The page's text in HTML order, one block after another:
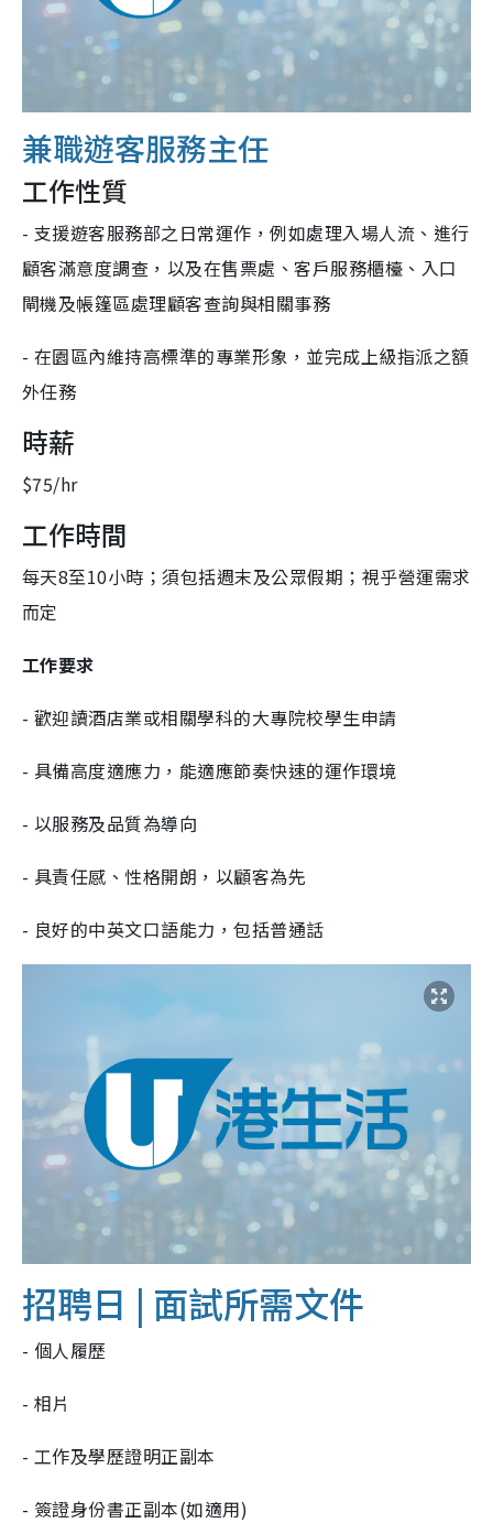
兼職遊客服務主任
工作性質
- 支援遊客服務部之日常運作，例如處理入場人流、進行
顧客滿意度調查，以及在售票處、客戶服務櫃檯、入口
閘機及帳篷區處理顧客查詢與相關事務
- 在園區內維持高標準的專業形象，並完成上級指派之額
外任務
時薪
$75/hr
工作時間
每天8至10小時；須包括週末及公眾假期；視乎營運需求
而定
工作要求
- 歡迎讀酒店業或相關學科的大專院校學生申請
- 具備高度適應力，能適應節奏快速的運作環境
- 以服務及品質為導向
- 具責任感、性格開朗，以顧客為先
- 良好的中英文口語能力，包括普通話
招聘日 | 面試所需文件
- 個人履歷
- 相片
- 工作及學歷證明正副本
- 簽證身份書正副本(如適用)